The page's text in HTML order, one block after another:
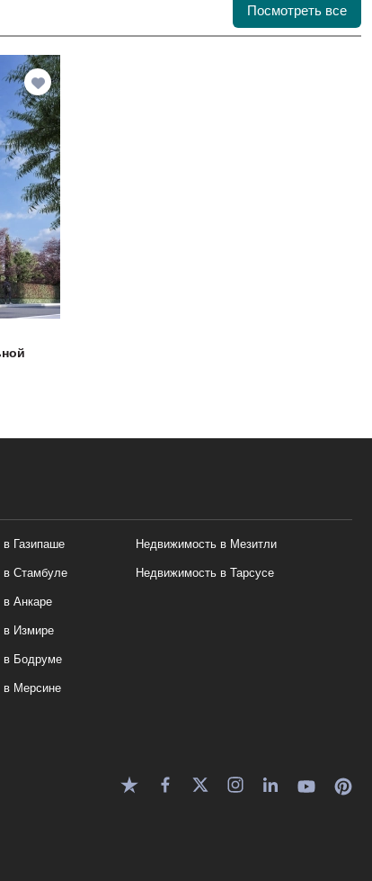
Посмотреть все
Газипаше
в Стамбуле
Анкаре
в Измире
в Бодруме
в Мерсине
Недвижимость в Мезитли
Недвижимость в Тарсусе